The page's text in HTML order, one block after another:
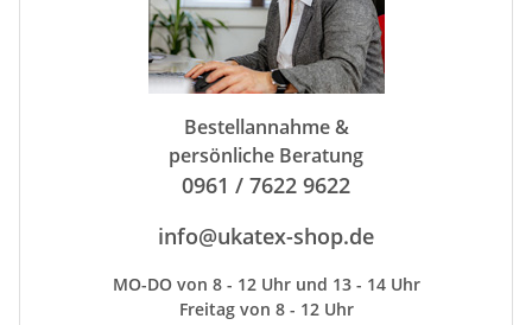
Bestellannahme &
persönliche Beratung
0961 / 7622 9622
info@ukatex-shop.de
MO-DO von 8 - 12 Uhr und 13 - 14 Uhr
Freitag von 8 - 12 Uhr